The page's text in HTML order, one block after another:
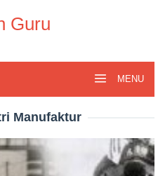
Guru
MENU
Manufaktur